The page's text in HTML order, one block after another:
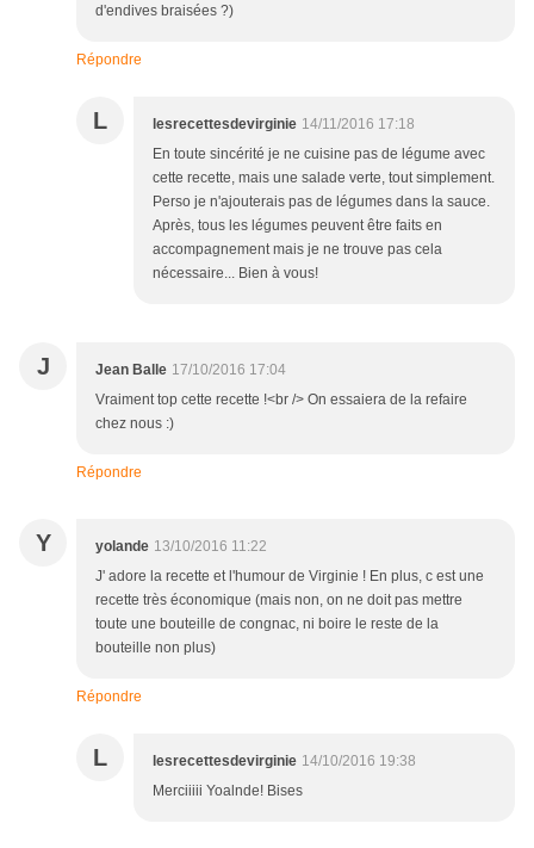
d'endives braisées ?)
Répondre
L lesrecettesdevirginie 14/11/2016 17:18
En toute sincérité je ne cuisine pas de légume avec
cette recette, mais une salade verte, tout simplement.
Perso je n'ajouterais pas de légumes dans la sauce.
Après, tous les légumes peuvent être faits en
accompagnement mais je ne trouve pas cela
nécessaire... Bien à vous!
J Jean Balle 17/10/2016 17:04
Vraiment top cette recette !<br /> On essaiera de la refaire
chez nous :)
Répondre
Y yolande 13/10/2016 11:22
J' adore la recette et l'humour de Virginie ! En plus, c est une
recette très économique (mais non, on ne doit pas mettre
toute une bouteille de congnac, ni boire le reste de la
bouteille non plus)
Répondre
L lesrecettesdevirginie 14/10/2016 19:38
Merciiiii Yoalnde! Bises